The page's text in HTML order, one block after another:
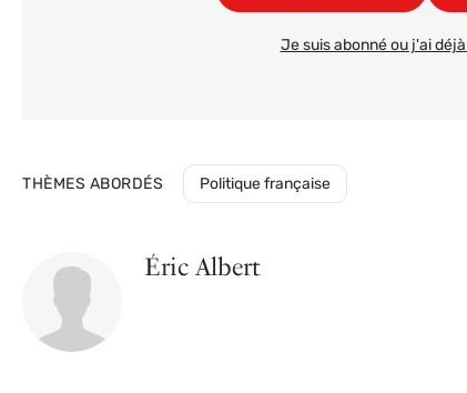
Je suis abonné ou j'ai
THÈMES ABORDÉS Politique française
Éric Albert